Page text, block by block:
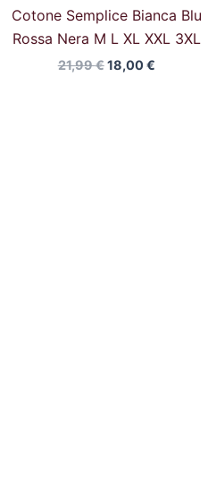
Cotone Semplice Bianca Blu
Rossa Nera M L XL XXL 3XL
21,99€18,00€